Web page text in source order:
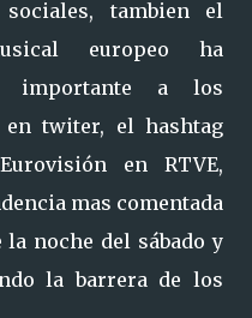
tambien el
europeo ha
importante a los
en twiter, el hashtag
en RTVE,
mas comentada
noche del sábado y
la barrera de los